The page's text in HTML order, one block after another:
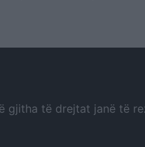
gjitha të drejtat janë të